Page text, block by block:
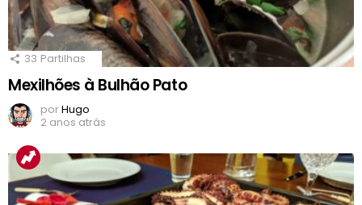
33 Partilhas
Mexilhões à Bulhão Pato
porHugo
2 anos atrás